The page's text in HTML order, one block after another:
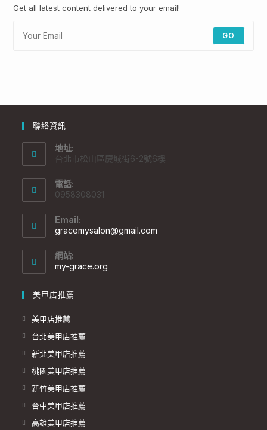
Get all latest content delivered to your email!
GO
聯絡資訊
地址:
台北市松山區慶城街6-2號6樓
電話:
0958308031
Email:
gracemysalon@gmail.com
網站:
my-grace.org
美甲店推薦
美甲店推薦
台北美甲店推薦
新北美甲店推薦
桃園美甲店推薦
新竹美甲店推薦
台中美甲店推薦
高雄美甲店推薦